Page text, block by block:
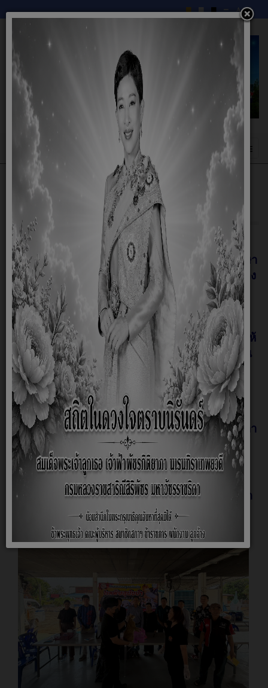
การให้บริการฉีดวัคซีนป้องกันพิษสุนัขบ้า
ประจำปี 2569
วันที่ 6 และ 7 พฤษภาคม 2569 นายวิชัย บุญยะ
วัตร นายกเทศมนตรีตำบลท้ายดง คณะผู้บริหาร รักษา
ราชการแทนปลัด รักษาราชการแทนผู้อำนวยการกอง
สาธารณสุขและสิ่งแวดล้อม รักษาการในตำแหน่ง
หัวหน้าฝ่ายบริหารงานสาธารณสุข พร้อมด้วยเจ้า
หน้าที่กองสาธารณสุขและสิ่งแวดล้อมร่วมกับเจ้า
หน้าที่สำนักงานปศุสัตว์อำเภอวังโป่ง ได้ดำเนินการให้
บริการฉีดวัคซีนป้องกันพิษสุนัขบ้า ประจำปี 2569 ณ
วัดสว่างสามัคคี หมู่ที่ 2 และ วัดศรีเจริญ หมู่ที่ 6 ให้
กับสุนัขและแมวที่มีอายุตั้งแต่ 3 เดือนขึ้นไปโดยไม่
เสียค่าธรรมเนียม ตั้งแต่เวลา 09.00 - 15.00 น.
#ท่านใดไม่ได้นำสัตว์เลี้ยงมารับบริการในวันและเวลา
ดังกล่าว
ท่านสามารถเตรียมภาชนะพร้อมใส่น้ำแข็ง
มารับอุปกรณ์และวัคซีนไปฉีดให้สุนัขและแมวของ
ท่านที่บ้านได้ โดยมารับได้ที่กองสาธารณสุขและสิ่ง
แวดล้อมในวันและเวลาราชการจนกว่าวัคซีนจะหมด